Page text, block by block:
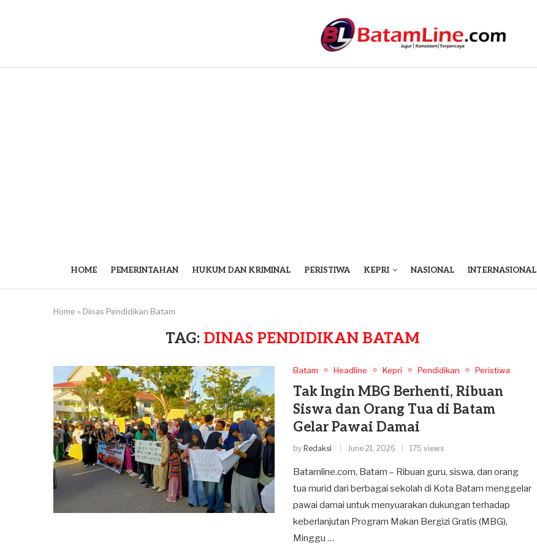
HOME PEMERINTAHAN HUKUM DAN KRIMINAL PERISTIWA KEPRI NASIONAL INTERNASIONAL
Home » Dinas Pendidikan Batam
TAG: DINAS PENDIDIKAN BATAM
Batam Headline Kepri Pendidikan Peristiwa
Tak Ingin MBG Berhenti, Ribuan
Siswa dan Orang Tua di Batam
Gelar Pawai Damai
by Redaksi June 21, 2026 175 views
Batamline.com, Batam – Ribuan guru, siswa, dan orang
tua murid dari berbagai sekolah di Kota Batam menggelar
pawai damai untuk menyuarakan dukungan terhadap
keberlanjutan Program Makan Bergizi Gratis (MBG),
Minggu …